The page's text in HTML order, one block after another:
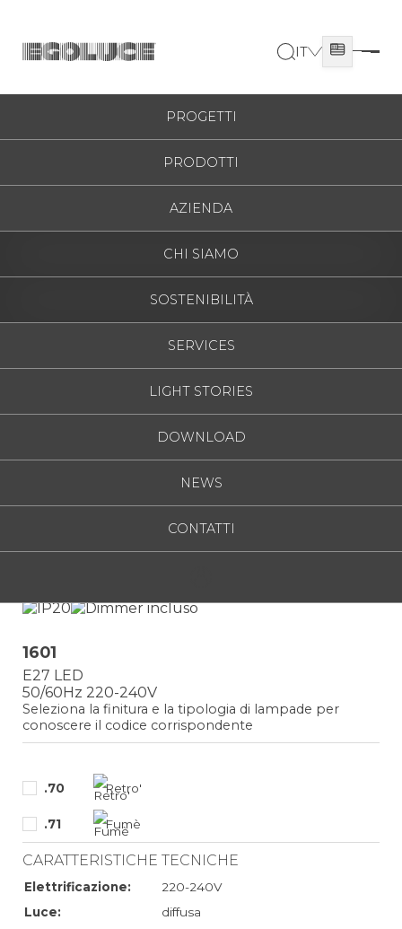
PROGETTI
PRODOTTI
AZIENDA
CHI SIAMO
SOSTENIBILITÀ
SERVICES
LIGHT STORIES
DOWNLOAD
NEWS
CONTATTI
IT
ESPAÑOL
ENGLISH
FRANÇAIS
РУССКИЙ
1601
E27 LED
50/60Hz 220-240V
Seleziona la finitura e la tipologia di lampade per
conoscere il codice corrispondente
.70 Retro'
.71 Fumè
CARATTERISTICHE TECNICHE
Elettrificazione:
220-240V
Luce:
diffusa